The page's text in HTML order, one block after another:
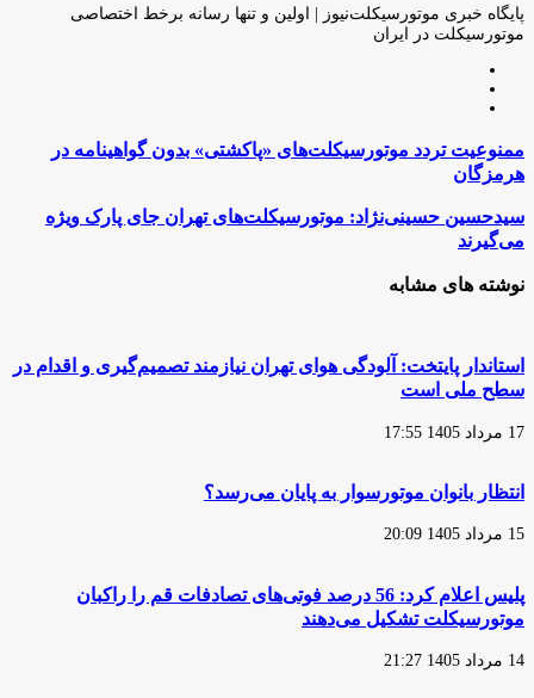
ایمیل
پایگاه خبری موتورسیکلت‌نیوز | اولین و تنها رسانه برخط اختصاصی
موتورسیکلت در ایران
ممنوعیت
تردد
موتورسیکلت‌های
بدون
گواهینامه
هرمزگان
ممنوعیت تردد موتورسیکلت‌های «پاکشتی» بدون گواهینامه در
هرمزگان
سیدحسین
حسینی‌نژاد:
موتورسیکلت‌های
تهران
جای
می‌گیرند
سیدحسین حسینی‌نژاد: موتورسیکلت‌های تهران جای پارک ویژه
می‌گیرند
نوشته های مشابه
استاندار پایتخت: آلودگی هوای تهران نیازمند تصمیم‌گیری و اقدام در
سطح ملی است
17 مرداد 1405 17:55
انتظار بانوان موتورسوار به پایان می‌رسد؟
15 مرداد 1405 20:09
پلیس اعلام کرد: 56 درصد فوتی‌های تصادفات قم را راکبان
موتورسیکلت تشکیل می‌دهند
14 مرداد 1405 21:27